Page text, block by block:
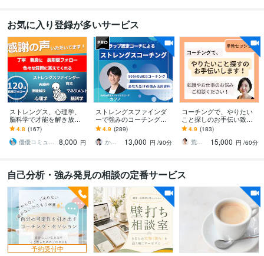
お気に入り登録が多いサービス
ストレングス、心理学、
脳科学で才能を解き放ち
ます コミュニケーション
に悩む人、「メンター」
が周りにいない人向け
4.8 (167)
優優コミュニケーション工藤
8,000 円
ストレングスファインダ
ーで強みのコーチングを
します Gallup認定ストレ
ングスコーチによるオン
ラインコーチング
4.9 (289)
かわの ギャラップ認定ストレングスコーチ
13,000 円 /90分
コーチングで、やりたい
こと探しのお手伝い致し
ます やりたいこと分から
ないけど、楽しく仕事し
たい！を支援します！
4.9 (183)
荒井かなえ＊コーチング
15,000 円 /60分
自己分析・強み発見の相談の定番サービス
予約受付中